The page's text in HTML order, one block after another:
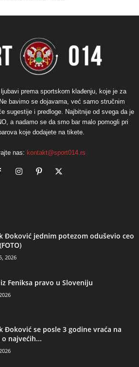
prema sportskom klađenju, koje je za
bavimo se dojavama, već samo stručnim
sugestije i predloge. Najbitnije od svega da je
a nadamo se da smo bar malo pomogli pri
koje dodajete na tikete.
nas: kontakt@sport014.rs
Đoković jednim potezom oduševio ceo
2026
Feniksa pravo u Sloveniju
Đoković se posle 3 godine vraća na
o najvećih...